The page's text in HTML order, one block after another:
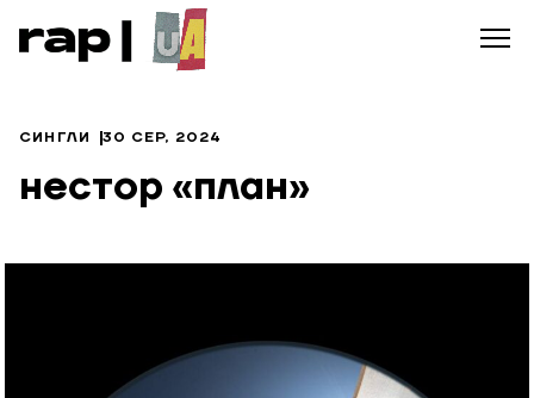
СИНГЛИ 30 СЕР, 2024
нестор «план»